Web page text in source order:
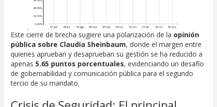
Este cierre de brecha sugiere una polarización de la opinión
pública sobre Claudia Sheinbaum, donde el margen entre
quienes aprueban y desaprueban su gestión se ha reducido a
apenas 5.65 puntos porcentuales, evidenciando un desafío
de gobernabilidad y comunicación pública para el segundo
tercio de su mandato.